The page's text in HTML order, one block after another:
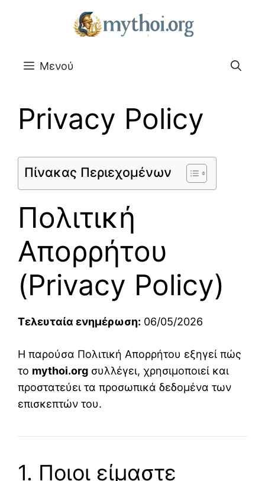
Μενού
Privacy Policy
Πίνακας Περιεχομένων
Πολιτική
Απορρήτου
(Privacy Policy)
Τελευταία ενημέρωση: 06/05/2026
Η παρούσα Πολιτική Απορρήτου εξηγεί πώς
το mythoi.org συλλέγει, χρησιμοποιεί και
προστατεύει τα προσωπικά δεδομένα των
επισκεπτών του.
1. Ποιοι είμαστε